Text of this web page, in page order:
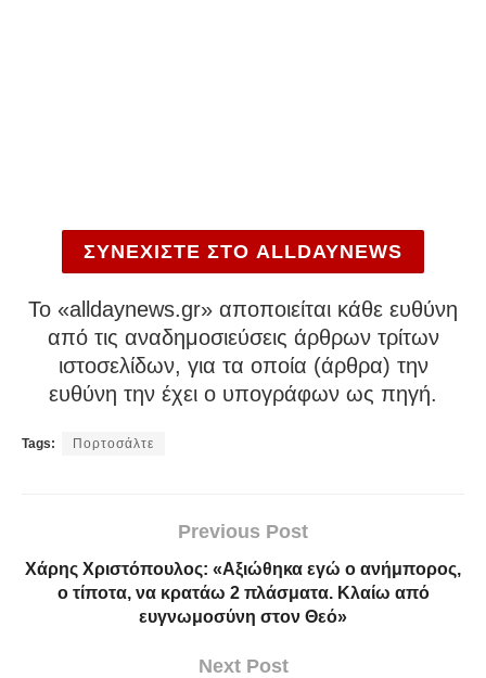
ΣΥΝΕΧΙΣΤΕ ΣΤΟ ALLDAYNEWS
To «alldaynews.gr» αποποιείται κάθε ευθύνη
από τις αναδημοσιεύσεις άρθρων τρίτων
ιστοσελίδων, για τα οποία (άρθρα) την
ευθύνη την έχει ο υπογράφων ως πηγή.
Tags: Πορτοσάλτε
Previous Post
Χάρης Χριστόπουλος: «Αξιώθηκα εγώ ο ανήμπορος,
ο τίποτα, να κρατάω 2 πλάσματα. Κλαίω από
ευγνωμοσύνη στον Θεό»
Next Post